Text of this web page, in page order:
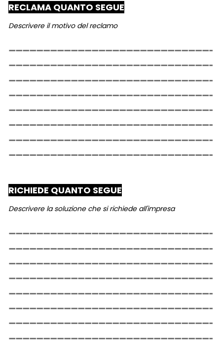
RECLAMA QUANTO SEGUE
Descrivere il motivo del reclamo
RICHIEDE QUANTO SEGUE
Descrivere la soluzione che si richiede all'impresa